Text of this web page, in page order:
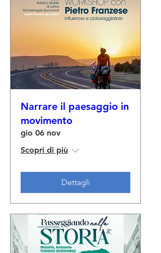
Narrare il paesaggio in
movimento
gio 06 nov
Scopri di più
Dettagli